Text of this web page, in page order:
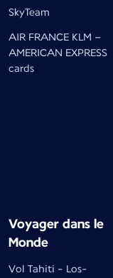
SkyTeam
AIR FRANCE KLM –
AMERICAN EXPRESS
cards
Voyager dans le
Monde
Vol Tahiti - Los-